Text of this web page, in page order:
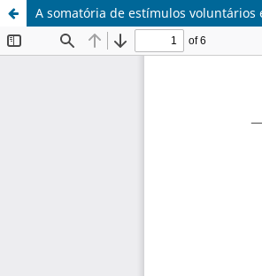
A somatória de estímulos